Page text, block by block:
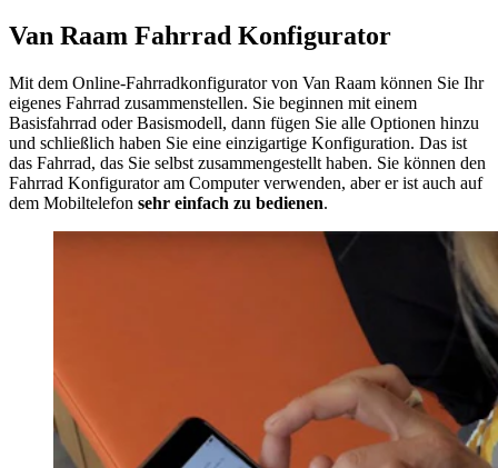
Van Raam Fahrrad Konfigurator
Mit dem Online-Fahrradkonfigurator von Van Raam können Sie Ihr
eigenes Fahrrad zusammenstellen. Sie beginnen mit einem
Basisfahrrad oder Basismodell, dann fügen Sie alle Optionen hinzu
und schließlich haben Sie eine einzigartige Konfiguration. Das ist
das Fahrrad, das Sie selbst zusammengestellt haben. Sie können den
Fahrrad Konfigurator am Computer verwenden, aber er ist auch auf
dem Mobiltelefon sehr einfach zu bedienen.